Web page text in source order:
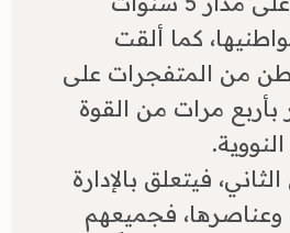
مواطنيها، كما ألقت
86 ألف طن من المتفجرات على
بأربع مرات من القوة
فيتعلق بالإدارة
وعناصرها، فجميعهم